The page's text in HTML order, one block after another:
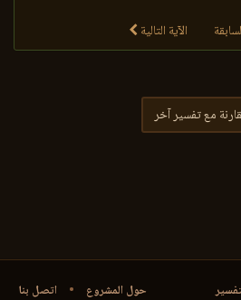
الآية التالية
مع تفسير آخر
حول المشروع • اتصل بنا